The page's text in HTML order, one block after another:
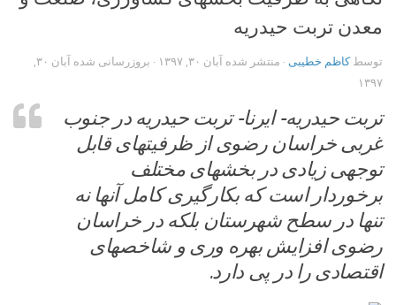
معدن تربت حیدریه
توسطکاظم خطیبی · منتشر شده آبان ۳۰, ۱۳۹۷ · بروزرسانی شده
آبان ۳۰,
۱۳۹۷
تربت حیدریه- ایرنا- تربت حیدریه در جنوب
غربی خراسان رضوی از ظرفیتهای قابل
توجهی زیادی در بخشهای مختلف
برخوردار است که بکارگیری کامل آنها نه
تنها در سطح شهرستان بلکه در خراسان
رضوی افزایش بهره وری و شاخصهای
اقتصادی را در پی دارد.